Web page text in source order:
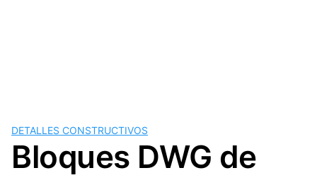
DETALLES CONSTRUCTIVOS
Bloques DWG de